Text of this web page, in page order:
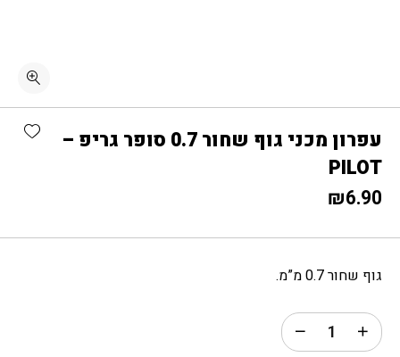
עפרון מכני גוף שחור 0.7 סופר גריפ –
PILOT
₪6.90
גוף שחור 0.7 מ”מ.